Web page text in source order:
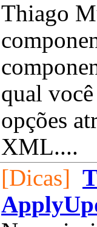
Thiago
qual
opções
XML....
[Dicas]